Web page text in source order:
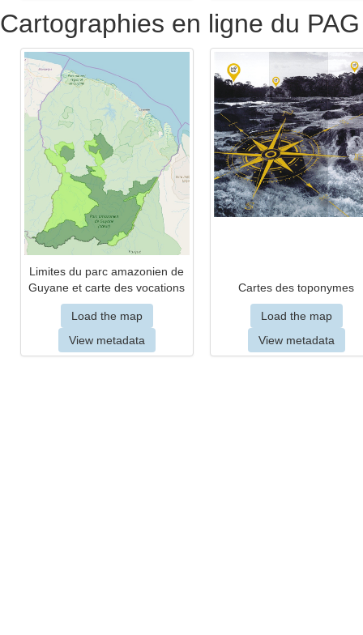
Cartographies en ligne du PAG
Limites du parc amazonien de
Guyane et carte des vocations
Load the map
View metadata
Cartes des toponymes
Load the map
View metadata